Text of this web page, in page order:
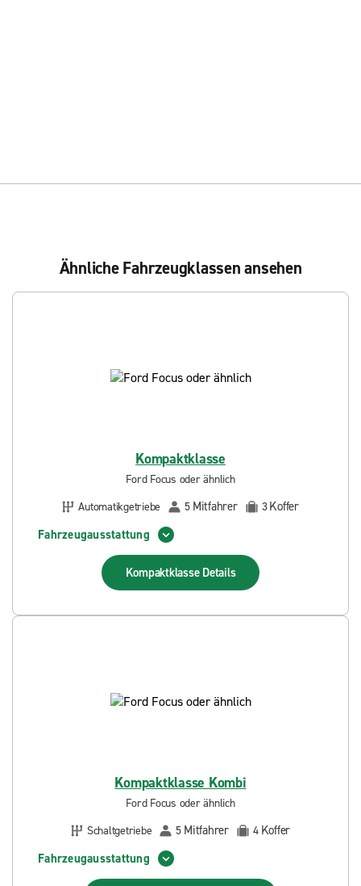
Ähnliche Fahrzeugklassen ansehen
Kompaktklasse
Ford Focus oder ähnlich
Automatikgetriebe
5 Mitfahrer 3Koffer
Fahrzeugausstattung
Kompaktklasse Details
Kompaktklasse Kombi
Ford Focus oder ähnlich
Schaltgetriebe
5 Mitfahrer 4 Koffer
Fahrzeugausstattung